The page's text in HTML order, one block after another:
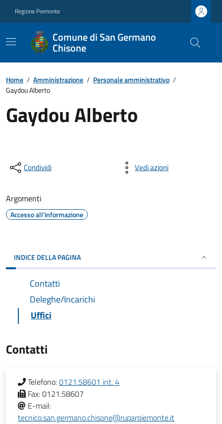
Regione Piemonte
Comune di San Germano
Chisone
Home / Amministrazione / Personale amministrativo /
Gaydou Alberto
Gaydou Alberto
Condividi Vedi azioni
Argomenti
Accesso all'informazione
INDICE DELLA PAGINA
Contatti
Deleghe/Incarichi
Uffici
Contatti
Telefono:0121.58601 int. 4
Fax:0121.58607
E-mail:
tecnico.san.germano.chisone@ruparpiemonte.it